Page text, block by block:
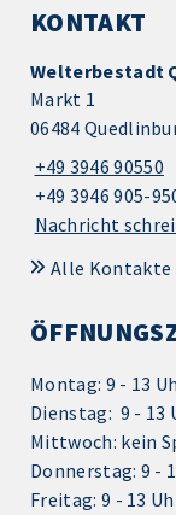
KONTAKT
Welterbestadt
Markt 1
06484
+49 3946 90550
+49 3946 905-
Nachricht
Alle Kontakte
Montag: 9 - 13
Dienstag: 9 - 13
Mittwoch: kein
Donnerstag: 9 -
Freitag: 9 - 13